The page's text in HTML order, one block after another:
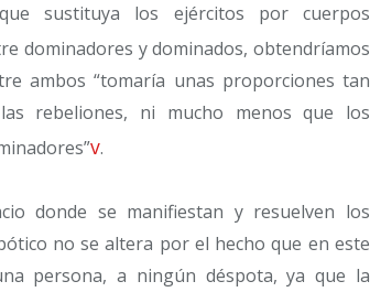
sustituya los ejércitos por cuerpos
dominadores y dominados, obtendríamos
ambos “tomaría unas proporciones tan
rebeliones, ni mucho menos que los
v.
donde se manifiestan y resuelven los
no se altera por el hecho que en este
persona, a ningún déspota, ya que la